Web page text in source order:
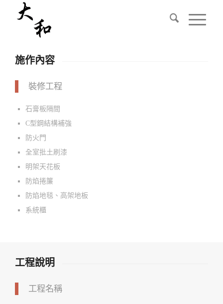
施作內容
裝修工程
石膏板隔間
C型鋼結構補強
防火門
全室批土刷漆
明架天花板
防焰捲簾
防焰地毯、高架地板
系統櫃
工程說明
工程名稱